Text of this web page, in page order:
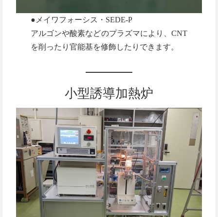
●メイワフォーシス・SEDE-P
アルゴンや酸素などのプラズマにより、CNT
を削ったり官能基を修飾したりできます。
小型誘導加熱炉